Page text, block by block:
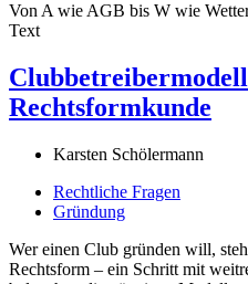
Von A wie AGB bis W wie
Text
Rechtsformkunde
Karsten Schölermann
Rechtliche Fragen
Gründung
Wer einen Club gründen will,
Rechtsform – ein Schritt mit